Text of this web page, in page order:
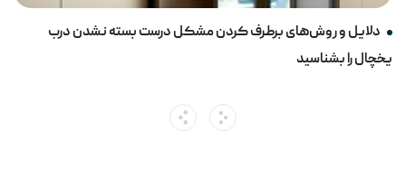
دلایل و روش‌های برطرف کردن مشکل درست بسته نشدن درب
یخچال را بشناسید